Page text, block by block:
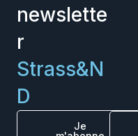
newslette
r
Strass&N
D
Je